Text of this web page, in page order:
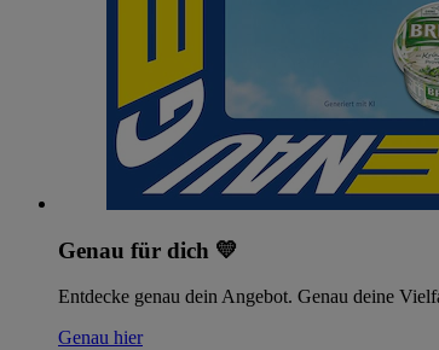
Genau für dich 💛
Entdecke genau dein Angebot. Genau deine
Genau hier